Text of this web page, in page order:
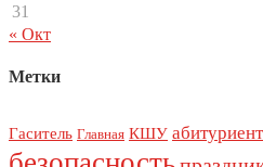
31
« Окт
Метки
Гаситель Главная КШУ